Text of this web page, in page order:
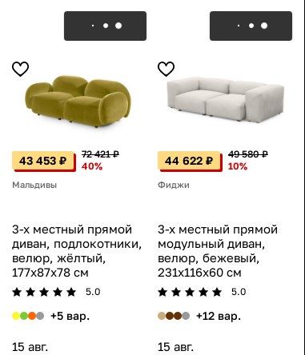
43 453 ₽
72 421 ₽
40%
Мальдивы
3-х местный прямой
диван, подлокотники,
велюр, жёлтый,
177x87x78 см
5.0
+5 вар.
15 авг.
44 622 ₽
49 580 ₽
10%
Фиджи
3-х местный прямой
модульный диван,
велюр, бежевый,
231x116x60 см
5.0
+12 вар.
15 авг.